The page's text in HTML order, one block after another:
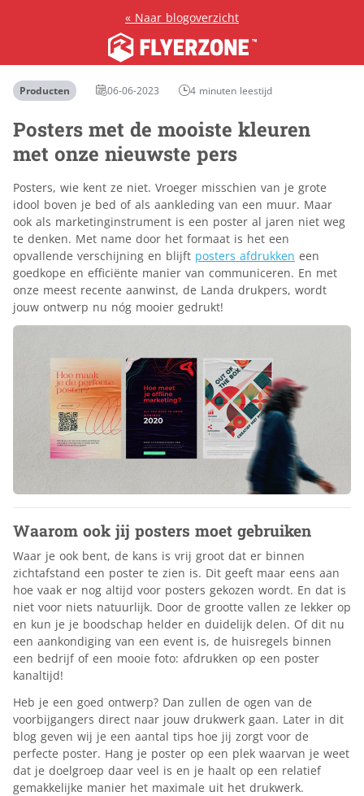
« Naar blogoverzicht
Producten 06-06-2023 4 minuten leestijd
Posters met de mooiste kleuren
met onze nieuwste pers
Posters, wie kent ze niet. Vroeger misschien van je grote
idool boven je bed of als aankleding van een muur. Maar
ook als marketinginstrument is een poster al jaren niet weg
te denken. Met name door het formaat is het een
opvallende verschijning en blijft posters afdrukken een
goedkope en efficiënte manier van communiceren. En met
onze meest recente aanwinst, de Landa drukpers, wordt
jouw ontwerp nu nóg mooier gedrukt!
Waarom ook jij posters moet gebruiken
Waar je ook bent, de kans is vrij groot dat er binnen
zichtafstand een poster te zien is. Dit geeft maar eens aan
hoe vaak er nog altijd voor posters gekozen wordt. En dat is
niet voor niets natuurlijk. Door de grootte vallen ze lekker op
en kun je je boodschap helder en duidelijk delen. Of dit nu
een aankondiging van een event is, de huisregels binnen
een bedrijf of een mooie foto: afdrukken op een poster
kanaltijd!
Heb je een goed ontwerp? Dan zullen de ogen van de
voorbijgangers direct naar jouw drukwerk gaan. Later in dit
blog geven wij je een aantal tips hoe jij zorgt voor de
perfecte poster. Hang je poster op een plek waarvan je weet
dat je doelgroep daar veel is en je haalt op een relatief
gemakkelijke manier het maximale uit het drukwerk.